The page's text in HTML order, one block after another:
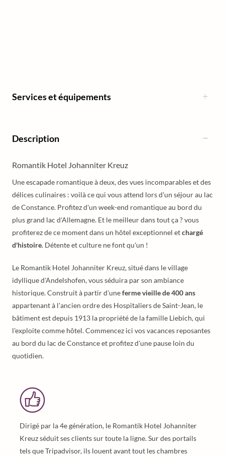
Services et équipements
Description
Romantik Hotel Johanniter Kreuz
Une escapade romantique à deux, des vues incomparables et des
délices culinaires : voilà ce qui vous attend lors d'un séjour au lac
de Constance. Profitez d'un week-end romantique au bord du
plus grand lac d'Allemagne. Et le meilleur dans tout ça ? vous
profiterez de ce moment dans un hôtel exceptionnel etchargé
d'histoire. Détente et culture ne font qu'un !
Le Romantik Hotel Johanniter Kreuz, situé dans le village
idyllique d'Andelshofen, vous séduira par son ambiance
historique. Construit à partir d'uneferme vieille de 400 ans
appartenant à l'ancien ordre des Hospitaliers de Saint-Jean, le
bâtiment est depuis 1913 la propriété de la famille Liebich, qui
l'exploite comme hôtel. Commencez ici vos vacances reposantes
au bord du lac de Constance et profitez d'une pause loin du
quotidien.
Dirigé par la 4e génération, le Romantik Hotel Johanniter
Kreuz séduit ses clients sur toute la ligne. Sur des portails
tels que Tripadvisor, ils louent avant tout les chambres